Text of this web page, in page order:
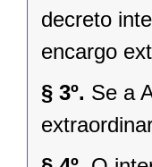
decreto
encargo
§ 3º. Se a